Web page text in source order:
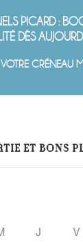
PICARD :
DÈS
VOTRE CRÉNEAU
ET BONS
J V